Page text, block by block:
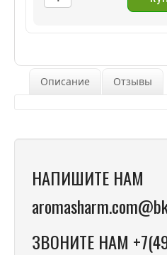
Описание Отзывы
НАПИШИТЕ НАМ
ЗВОНИТЕ НАМ